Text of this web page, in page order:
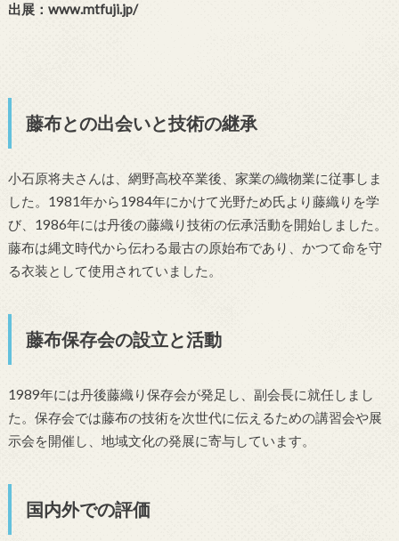
出展：www.mtfuji.jp/
藤布との出会いと技術の継承
小石原将夫さんは、網野高校卒業後、家業の織物業に従事しま
した。1981年から1984年にかけて光野ため氏より藤織りを学
び、1986年には丹後の藤織り技術の伝承活動を開始しました。
藤布は縄文時代から伝わる最古の原始布であり、かつて命を守
る衣装として使用されていました。
藤布保存会の設立と活動
1989年には丹後藤織り保存会が発足し、副会長に就任しまし
た。保存会では藤布の技術を次世代に伝えるための講習会や展
示会を開催し、地域文化の発展に寄与しています。
国内外での評価